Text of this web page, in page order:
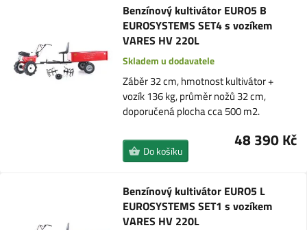
Benzínový kultivátor EURO5 B
EUROSYSTEMS SET4 s vozíkem
VARES HV 220L
Skladem u dodavatele
Záběr 32 cm, hmotnost kultivátor +
vozík 136 kg, průměr nožů 32 cm,
doporučená plocha cca 500 m2.
48 390 Kč
Do košíku
Benzínový kultivátor EURO5 L
EUROSYSTEMS SET1 s vozíkem
VARES HV 220L